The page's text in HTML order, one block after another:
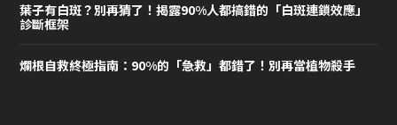
葉子有白斑？別再猜了！揭露90%人都搞錯的「白斑連鎖效應」
診斷框架
爛根自救終極指南：90%的「急救」都錯了！別再當植物殺手